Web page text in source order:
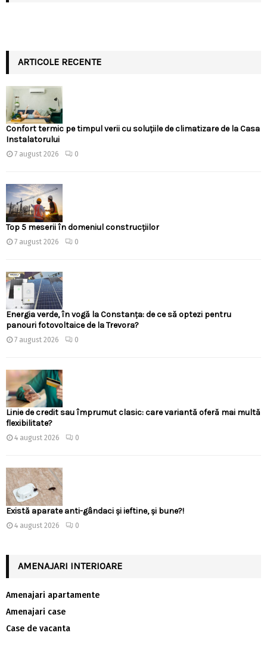
ARTICOLE RECENTE
Confort termic pe timpul verii cu soluțiile de climatizare de la Casa
Instalatorului
7 august 2026 0
Top 5 meserii în domeniul construcțiilor
7 august 2026 0
Energia verde, în vogă la Constanța: de ce să optezi pentru
panouri fotovoltaice de la Trevora?
7 august 2026 0
Linie de credit sau împrumut clasic: care variantă oferă mai multă
flexibilitate?
4 august 2026 0
Există aparate anti-gândaci și ieftine, și bune?!
4 august 2026 0
AMENAJARI INTERIOARE
Amenajari apartamente
Amenajari case
Case de vacanta